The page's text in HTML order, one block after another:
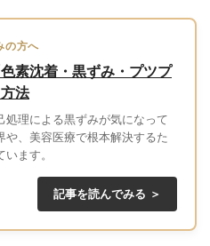
の方へ
素沈着・黒ずみ・プツプ
法
処理による黒ずみが気になって
や、美容医療で根本解決するた
ます。
記事を読んでみる ＞